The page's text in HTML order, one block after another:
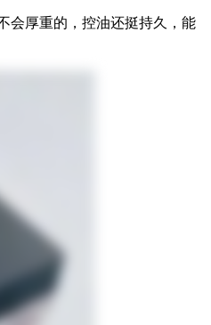
会厚重的，控油还挺持久，能